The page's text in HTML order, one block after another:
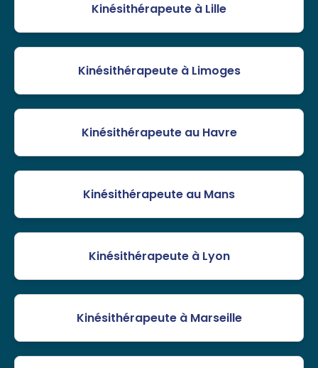
Kinésithérapeute à Lille
Kinésithérapeute à Limoges
Kinésithérapeute au Havre
Kinésithérapeute au Mans
Kinésithérapeute à Lyon
Kinésithérapeute à Marseille